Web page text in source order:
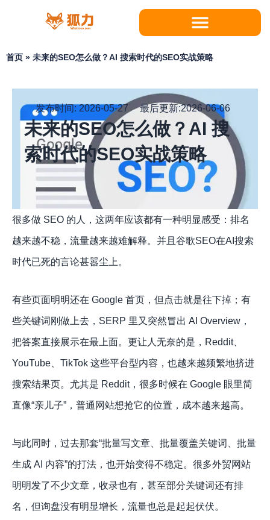
首页 » 未来的SEO怎么做？AI 搜索时代的SEO实战策略
发布时间: 2026-05-27 最后更新:2026-06-06
未来的SEO怎么做？AI 搜
索时代的SEO实战策略
很多做 SEO 的人，这两年应该都有一种明显感受：排名
越来越不稳，流量越来越难解释。并且谷歌SEO在AI搜索
时代已死的言论甚嚣尘上。
有些页面明明还在 Google 首页，但点击就是往下掉；有
些关键词刚做上去，SERP 里又突然冒出 AI Overview，
把答案直接展示在最上面。更让人无奈的是，Reddit、
YouTube、TikTok 这些平台型内容，也越来越频繁地挤进
搜索结果页。尤其是 Reddit，很多时候在 Google 眼里简
直像“亲儿子”，普通网站想抢它的位置，成本越来越高。
与此同时，过去那套“批量写文章、批量覆盖关键词、批量
生成 AI 内容”的打法，也开始变得不稳定。很多外贸网站
明明发了不少文章，收录也有，甚至部分关键词还有排
名，但询盘没有明显增长，流量也总是起起伏伏。